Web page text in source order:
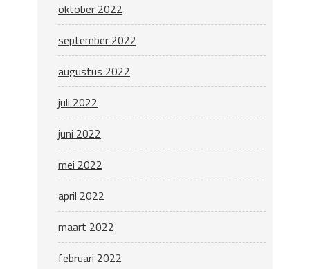
oktober 2022
september 2022
augustus 2022
juli 2022
juni 2022
mei 2022
april 2022
maart 2022
februari 2022